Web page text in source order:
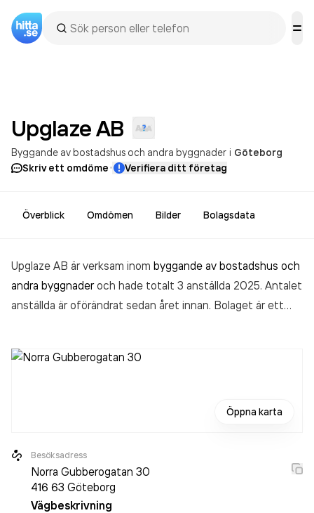
UpglazeAB
Byggande av bostadshus och andra byggnader i Göteborg
Skriv ett omdöme· Verifiera ditt företag
Överblick Omdömen Bilder Bolagsdata
Upglaze AB är verksam inom byggande av bostadshus och
andra byggnaderoch hade totalt 3 anställda 2025. Antalet
anställda är oförändrat sedan året innan. Bolaget är ett
Öppna karta
Besöksadress
Norra Gubberogatan 30
416 63 Göteborg
Vägbeskrivning